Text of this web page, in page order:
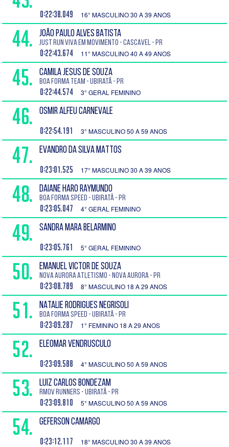
0:22:38.049 16° MASCULINO 30 A 39 ANOS
44. JOÃO PAULO ALVES BATISTA
Just Run Viva em movimento - Cascavel - PR
0:22:43.674 11° MASCULINO 40 A 49 ANOS
45. CAMILA JESUS DE SOUZA
Boa Forma Team - Ubiratã - PR
0:22:44.574 3° GERAL FEMININO
46. OSMIR ALFEU CARNEVALE
0:22:54.191 3° MASCULINO 50 A 59 ANOS
47. EVANDRO DA SILVA MATTOS
0:23:01.525 17° MASCULINO 30 A 39 ANOS
48. DAIANE HARO RAYMUNDO
Boa Forma Speed - Ubiratã - PR
0:23:05.047 4° GERAL FEMININO
49. SANDRA MARA BELARMINO
0:23:05.761 5° GERAL FEMININO
50. EMANUEL VICTOR DE SOUZA
Nova Aurora Atletismo - Nova Aurora - PR
0:23:08.789 8° MASCULINO 18 A 29 ANOS
51. NATALIE RODRIGUES NEGRISOLI
Boa Forma Speed - Ubiratã - PR
0:23:09.287 1° FEMININO 18 A 29 ANOS
52. ELEOMAR VENDRUSCULO
0:23:09.588 4° MASCULINO 50 A 59 ANOS
53. LUIZ CARLOS BONDEZAM
Rmov RUNNERS - Ubiratã - PR
0:23:09.810 5° MASCULINO 50 A 59 ANOS
54. GEFERSON CAMARGO
0:23:12.117 18° MASCULINO 30 A 39 ANOS